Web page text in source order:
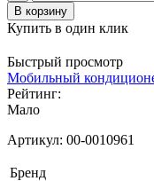
В корзину
Купить в один клик
Быстрый просмотр
Мобильный
Рейтинг:
Мало
Артикул: 00-0010961
Бренд